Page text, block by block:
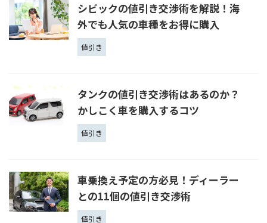
シビックの値引き交渉術を解説！海
外でも人気の車種をお得に購入
値引き
タンクの値引き交渉術はあるのか？
かしこく車を購入するコツ
値引き
車乗換え予定の方必見！ディーラー
との11個の値引き交渉術
値引き